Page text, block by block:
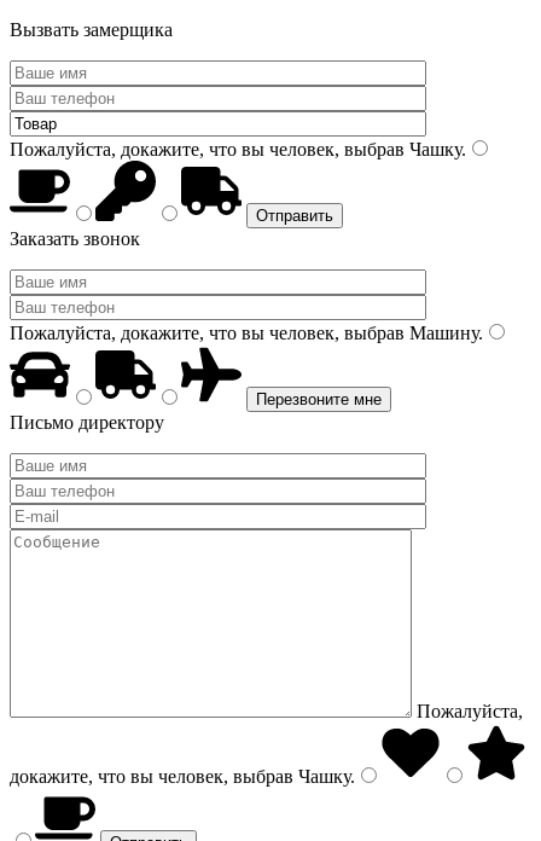
Вызвать замерщика
Пожалуйста, докажите, что вы человек, выбрав Чашку.
Заказать звонок
Пожалуйста, докажите, что вы человек, выбрав Машину.
Письмо директору
Пожалуйста,
докажите, что вы человек, выбрав Чашку.